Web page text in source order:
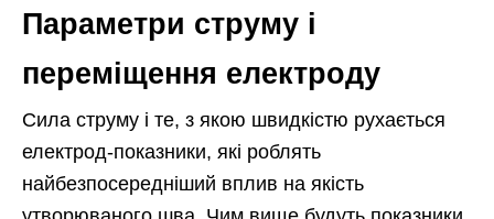
Параметри струму і
переміщення електроду
Сила струму і те, з якою швидкістю рухається
електрод-показники, які роблять
найбезпосередніший вплив на якість